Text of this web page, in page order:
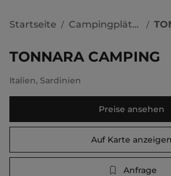
Startseite / Campingplätze /
TONNARA CAMPING
Italien, Sardinien
Preise ansehen
Auf Karte anzeigen
Anfrage